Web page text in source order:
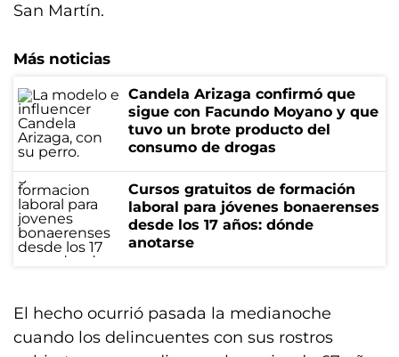
San Martín.
Más noticias
Candela Arizaga confirmó que
sigue con Facundo Moyano y que
tuvo un brote producto del
consumo de drogas
Cursos gratuitos de formación
laboral para jóvenes bonaerenses
desde los 17 años: dónde
anotarse
El hecho ocurrió pasada la medianoche
cuando los delincuentes con sus rostros